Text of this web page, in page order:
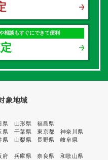
相談もすぐにできて便利
象地域
県 山形県
福島県
県 千葉県 東京都
神奈川県
県 山梨県 長野県
岐阜県
府 兵庫県 奈良県
和歌山県